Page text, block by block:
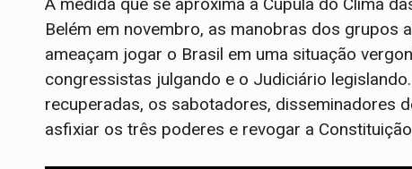
Belém em novembro, as manobras dos grupos
ameaçam jogar o Brasil em uma situação
congressistas julgando e o Judiciário
recuperadas, os sabotadores, disseminadores
asfixiar os três poderes e revogar a